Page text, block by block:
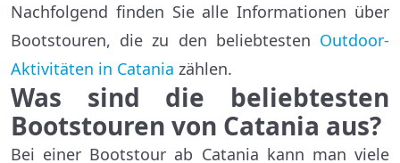
Nachfolgend finden Sie alle Informationen über
Bootstouren, die zu den beliebtesten Outdoor-
Aktivitäten in Catania zählen.
Was sind die beliebtesten
Bootstouren von Catania aus?
Bei einer Bootstour ab Catania kann man viele